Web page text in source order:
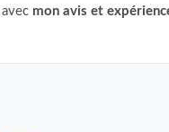
mon avis et